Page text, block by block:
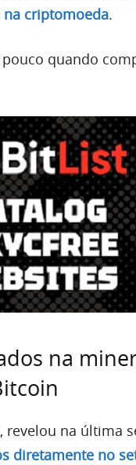
na criptomoeda.
quando
na
revelou na última
diretamente no